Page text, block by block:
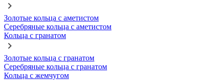
Золотые кольца с аметистом
Серебряные кольца с аметистом
Кольца с гранатом
Золотые кольца с гранатом
Серебряные кольца с гранатом
Кольца с жемчугом